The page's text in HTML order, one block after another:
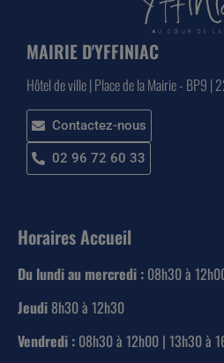
MAIRIE D'YFFINIAC
Hôtel de ville | Place de la Mairie - BP9 |
Contactez-nous
02 96 72 60 33
Horaires Accueil
Du lundi au mercredi : 08h30 à
Jeudi 8h30 à 12h30
Vendredi : 08h30 à 12h00 | 13h30 à